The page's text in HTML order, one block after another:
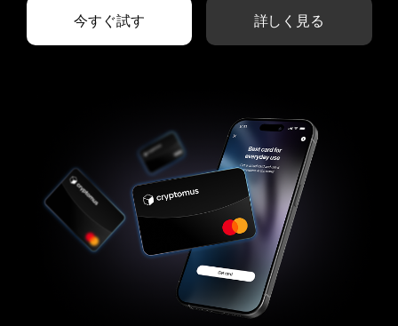
今すぐ試す 詳しく見る